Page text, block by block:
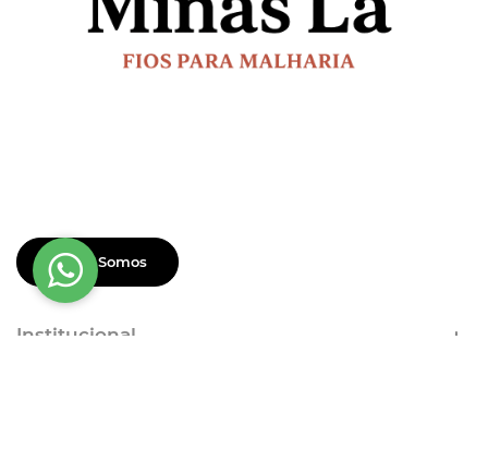
Quem Somos
Institucional